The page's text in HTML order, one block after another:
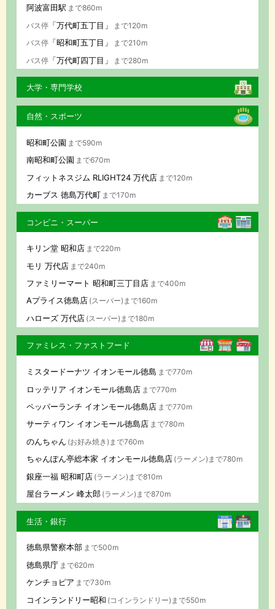
阿波富田駅 まで860m
バス停「万代町五丁目」
まで120m
バス停「昭和町五丁目」
まで210m
バス停「万代町四丁目」 まで280m
大学・専門学校
自然・スポーツ
昭和町公園 まで590m
南昭和町公園 まで670m
フィットネスジム RLIGHT24 万代店 まで120m
カーブス 徳島万代町 まで170m
コンビニ・スーパー
キリン堂 昭和店 まで220m
モリ 万代店 まで240m
ファミリーマート 昭和町三丁目店 まで400m
Aプライス徳島店 (スーパー)まで160m
ハローズ 万代店 (スーパー)まで180m
ファミレス・ファストフード
ミスタードーナツ イオンモール徳島 まで770m
ロッテリア イオンモール徳島店 まで770m
ペッパーランチ イオンモール徳島店 まで770m
サーティワン イオンモール徳島店 まで780m
のんちゃん (お好み焼き)まで760m
ちゃんぽん亭総本家 イオンモール徳島店 (ラーメン)まで780m
銀座一福 昭和町店 (ラーメン)まで810m
屋台ラーメン 峰太郎 (ラーメン)まで870m
生活・銀行
徳島県警察本部 まで500m
徳島県庁 まで620m
ケンチョピア まで730m
コインランドリー昭和 (コインランドリー)まで550m